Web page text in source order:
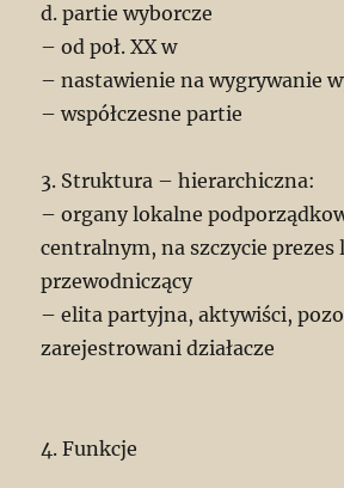
d. partie wyborcze
– od poł. XX w
– nastawienie na wygrywanie
– współczesne partie
3. Struktura – hierarchiczna:
– organy lokalne
centralnym, na szczycie prezes
przewodniczący
– elita partyjna, aktywiści,
zarejestrowani działacze
4. Funkcje